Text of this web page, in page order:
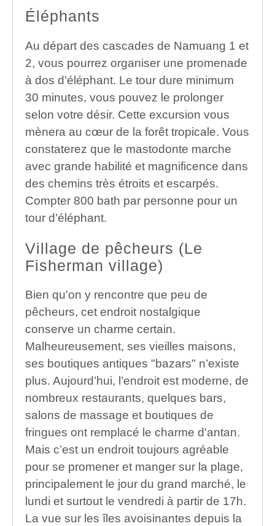
Éléphants
Au départ des cascades de Namuang 1 et
2, vous pourrez organiser une promenade
à dos d'éléphant. Le tour dure minimum
30 minutes, vous pouvez le prolonger
selon votre désir. Cette excursion vous
mènera au cœur de la forêt tropicale. Vous
constaterez que le mastodonte marche
avec grande habilité et magnificence dans
des chemins très étroits et escarpés.
Compter 800 bath par personne pour un
tour d’éléphant.
Village de pêcheurs (Le
Fisherman village)
Bien qu'on y rencontre que peu de
pêcheurs, cet endroit nostalgique
conserve un charme certain.
Malheureusement, ses vieilles maisons,
ses boutiques antiques "bazars" n’existe
plus. Aujourd’hui, l’endroit est moderne, de
nombreux restaurants, quelques bars,
salons de massage et boutiques de
fringues ont remplacé le charme d'antan.
Mais c’est un endroit toujours agréable
pour se promener et manger sur la plage,
principalement le jour du grand marché, le
lundi et surtout le vendredi à partir de 17h.
La vue sur les îles avoisinantes depuis la